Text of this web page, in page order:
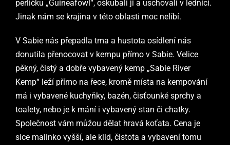
perličku „Guineafowl“, oškubali ji a uschovali v lednici.
Jinak nám se krajina v této oblasti moc nelíbí.
V Sabie nás přepadla tma a hustota osídlení nás
donutila přenocovat v kempu přímo v Sabie. Velice
pěkný, čistý a dobře vybavený kemp „Sabie River
Kemp“ leží přímo na řece, kromě místa na kempování
má i vybavené kuchyňky, bazén, čisťounké sprchy a
toalety, nebo je k mání i vybavený stan či chatky.
Společnost vám můžou dělat hravá koťata. Cena je
sice malinko vyšší, ale klid, čistota a vybavení tomu